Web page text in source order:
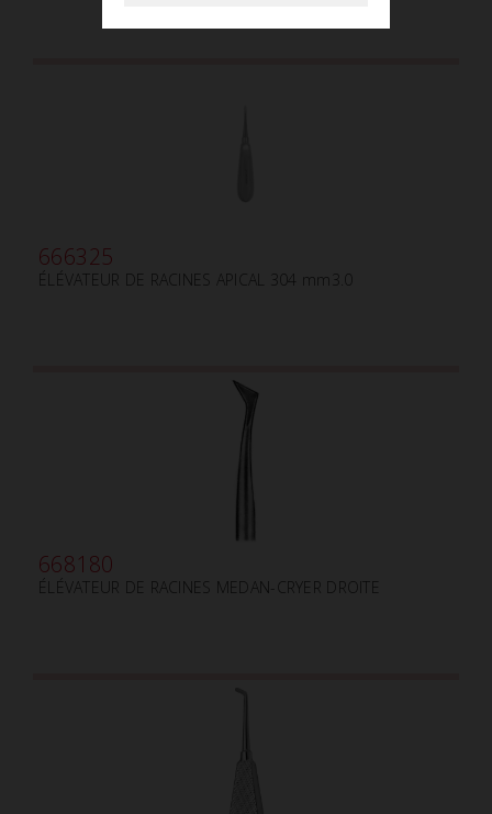
666325
ÉLÉVATEUR DE RACINES APICAL 304 mm3.0
668180
ÉLÉVATEUR DE RACINES MEDAN-CRYER DROITE